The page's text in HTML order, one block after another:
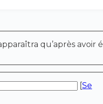
qu’après avoir
[Se